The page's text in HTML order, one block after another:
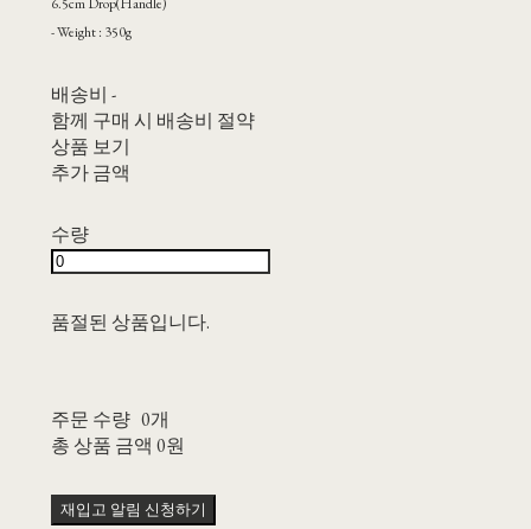
- Weight : 350g
배송비 -
함께 구매 시 배송비 절약
상품 보기
추가 금액
수량
품절된 상품입니다.
주문 수량 0개
총 상품 금액 0원
재입고 알림 신청하기